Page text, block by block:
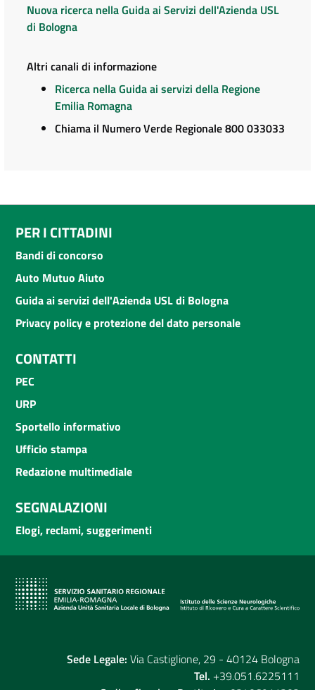
Nuova ricerca nella Guida ai Servizi dell'Azienda USL
di Bologna
Altri canali di informazione
Ricerca nella Guida ai servizi della Regione
Emilia Romagna
Chiama il Numero Verde Regionale 800 033033
PER I CITTADINI
Bandi di concorso
Auto Mutuo Aiuto
Guida ai servizi dell'Azienda USL di Bologna
Privacy policy e protezione del dato personale
CONTATTI
PEC
URP
Sportello informativo
Ufficio stampa
Redazione multimediale
SEGNALAZIONI
Elogi, reclami, suggerimenti
Sede Legale: Via Castiglione, 29 - 40124 Bologna
Tel. +39.051.6225111